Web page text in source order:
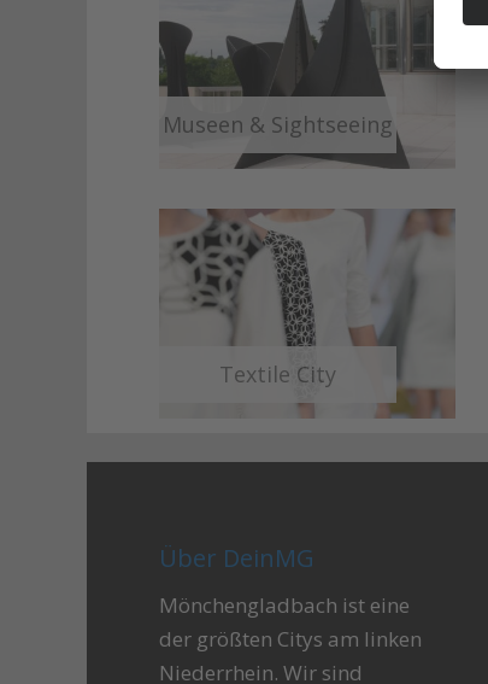
Museen & Sightseeing
Textile City
Über DeinMG
Mönchengladbach ist eine
der größten Citys am linken
Niederrhein. Wir sind